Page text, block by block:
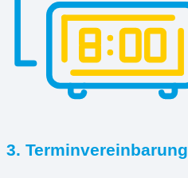
3. Terminvereinbarung